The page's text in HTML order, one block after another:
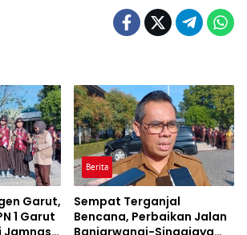
Garut,
1 Garut
Berita
Sempat Terganjal
Bencana, Perbaikan Jalan